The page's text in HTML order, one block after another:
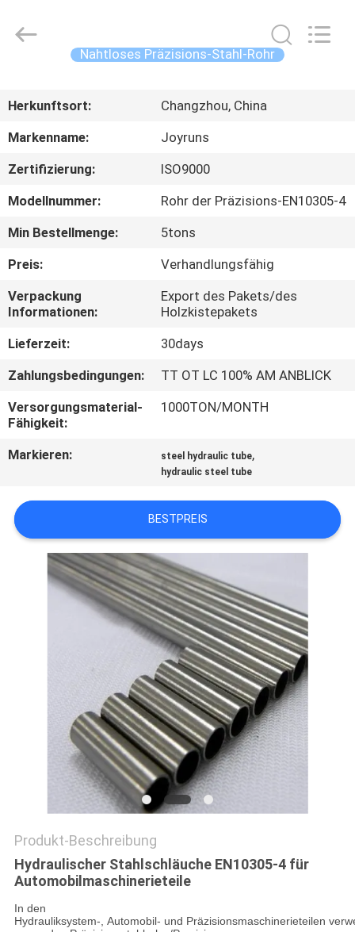
PRODUKTE
US
FABRIK-
AUSFLUG
QUALITÄTSKONTROLLE
TRETEN
SIE
MIT
IN
VERBINDUNG
FORDERN
SEITENVERZEICHNIS
DATENSCHUTZ-
BESTIMMUNGEN
Tube
Nahtloses Präzisions-Stahl-Rohr
Herkunftsort:
Changzhou, China
Markenname:
Joyruns
Zertifizierung:
ISO9000
Modellnummer:
Rohr der Präzisions-EN10305-4
Min Bestellmenge:
5tons
Preis:
Verhandlungsfähig
Verpackung
Informationen:
Export des Pakets/des
Holzkistepakets
Lieferzeit:
30days
Zahlungsbedingungen:
TT OT LC 100% AM ANBLICK
Versorgungsmaterial-
Fähigkeit:
1000TON/MONTH
Markieren: steel hydraulic tube,
hydraulic steel tube
BESTPREIS
Produkt-Beschreibung
Hydraulischer Stahlschläuche EN10305-4 für
Automobilmaschinerieteile
In den
Hydrauliksystem-, Automobil- und Präzisionsmaschinerieteilen